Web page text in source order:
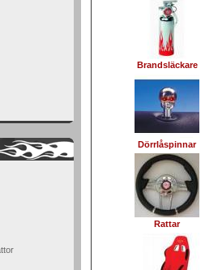
Brandsläckare
Dörrlåspinnar
Rattar